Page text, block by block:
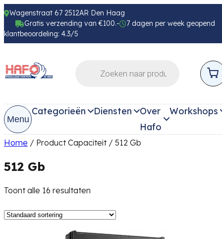
Wagenstraat 67 2512AR Den Haag
Gratis verzending van €100.-
7 dagen per week geopend
klantbeoordeling: 4.3/5
Menu
Categorieën Diensten
Over
Hafo
Workshops
Home / Product Capaciteit / 512 Gb
512 Gb
Toont alle 16 resultaten